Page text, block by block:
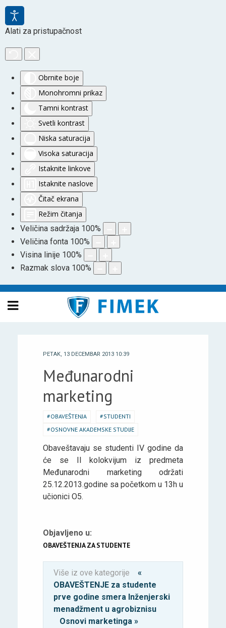
Alati za pristupačnost
Obrnite boje
Monohromni prikaz
Tamni kontrast
Svetli kontrast
Niska saturacija
Visoka saturacija
Istaknite linkove
Istaknite naslove
Čitač ekrana
Režim čitanja
Veličina sadržaja 100%
Veličina fonta 100%
Visina linije 100%
Razmak slova 100%
PETAK, 13 DECEMBAR 2013 10:39
Međunarodni
marketing
OBAVEŠTENJA
STUDENTI
OSNOVNE AKADEMSKE STUDIJE
Obaveštavaju se studenti IV godine da
će se II kolokvijum iz predmeta
Međunarodni marketing održati
25.12.2013.godine sa početkom u 13h u
učionici O5.
Objavljeno u:
OBAVEŠTENJA ZA STUDENTE
Više iz ove kategorije
«
OBAVEŠTENJE za studente
prve godine smera Inženjerski
menadžment u agrobiznisu
Osnovi marketinga »